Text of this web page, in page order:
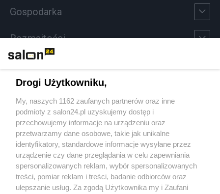
Gospodarka
Rozmaitości
Sport
Społeczeństwo
Kultura
X Facebook Instagram Youtube
Drogi Użytkowniku,
My, naszych 1162 zaufanych partnerów oraz inne
podmioty z salon24.pl uzyskujemy dostęp i
przechowujemy informacje na urządzeniu oraz
przetwarzamy dane osobowe, takie jak unikalne
identyfikatory, standardowe informacje wysyłane przez
urządzenie czy dane przeglądania w celu zapewniania
spersonalizowanych reklam, wybór spersonalizowanych
treści, pomiar reklam i treści, badanie odbiorców oraz
ulepszanie usług. Za zgodą Użytkownika my i Zaufani